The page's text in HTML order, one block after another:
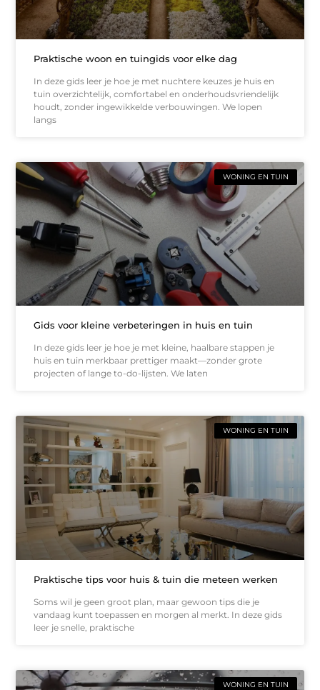
Praktische woon en tuingids voor elke dag
In deze gids leer je hoe je met nuchtere keuzes je huis en
tuin overzichtelijk, comfortabel en onderhoudsvriendelijk
houdt, zonder ingewikkelde verbouwingen. We lopen
langs
WONING EN TUIN
Gids voor kleine verbeteringen in huis en tuin
In deze gids leer je hoe je met kleine, haalbare stappen je
huis en tuin merkbaar prettiger maakt—zonder grote
projecten of lange to-do-lijsten. We laten
WONING EN TUIN
Praktische tips voor huis & tuin die meteen werken
Soms wil je geen groot plan, maar gewoon tips die je
vandaag kunt toepassen en morgen al merkt. In deze gids
leer je snelle, praktische
WONING EN TUIN